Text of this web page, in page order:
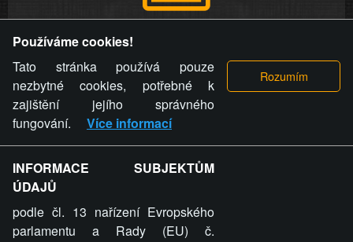
videa a komentáře. Osoba, které se toto opatření provozovatele
stránky týče, ani osoba, která umístila fotografii nebo video na
stránku, nemůže z důvodu odstranění fotografie, videa nebo
komentáře pro výše uvedenou okolnost uplatnit vůči
provozovateli stránky žádný nárok na náhradu škody nebo
nemajetkové újmy.
ZVRÁCENÝ.CZ - Svět není zvrácenej. To jen
ty lidi...
Používáme cookies!
Tato stránka používá pouze
nezbytné cookies, potřebné k
zajištění jejího správného
fungování.
Více informací
INFORMACE SUBJEKTŮM
ÚDAJŮ
podle čl. 13 nařízení Evropského
parlamentu a Rady (EU) č.